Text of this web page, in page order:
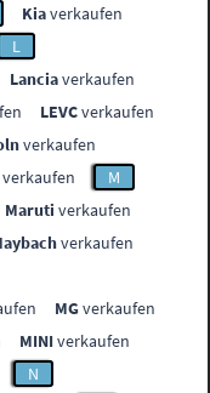
Kiaverkaufen
L
Lanciaverkaufen
LEVCverkaufen
verkaufen
verkaufen
M
Maruti verkaufen
verkaufen
MGverkaufen
MINIverkaufen
N